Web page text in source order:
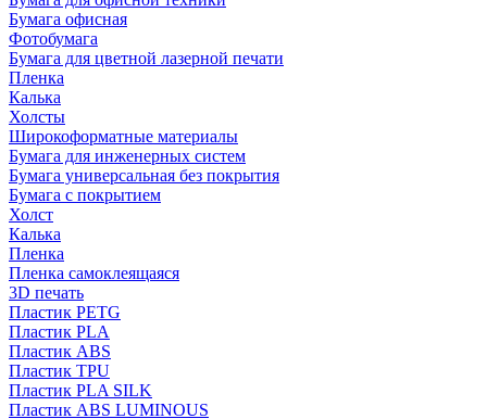
Бумага офисная
Фотобумага
Бумага для цветной лазерной печати
Пленка
Калька
Холсты
Широкоформатные материалы
Бумага для инженерных систем
Бумага универсальная без покрытия
Бумага с покрытием
Холст
Калька
Пленка
Пленка самоклеящаяся
3D печать
Пластик PETG
Пластик PLA
Пластик ABS
Пластик TPU
Пластик PLA SILK
Пластик ABS LUMINOUS